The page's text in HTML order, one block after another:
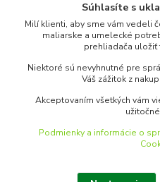
www.merkantil.sk
Pondelok-Piatok: 9.00-17.00hod.
objednavky@merkantil-
Súhlasíte s
Milí klienti, aby sme vám vedeli
maliarske a umelecké
prehliadača uložiť
Niektoré sú nevyhnutné pre
Váš zážitok z
Akceptovaním všetkých vám
Podmienky a informácie o